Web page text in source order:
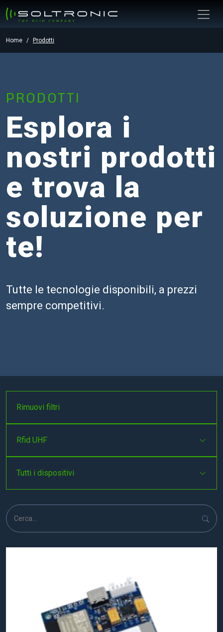
Home Prodotti
PRODOTTI
Esplora i
nostri prodotti
e trova la
soluzione per
te!
Tutte le tecnologie disponibili, a prezzi
sempre competitivi.
Rimuovi filtri
Rfid UHF
Tutti i dispositivi